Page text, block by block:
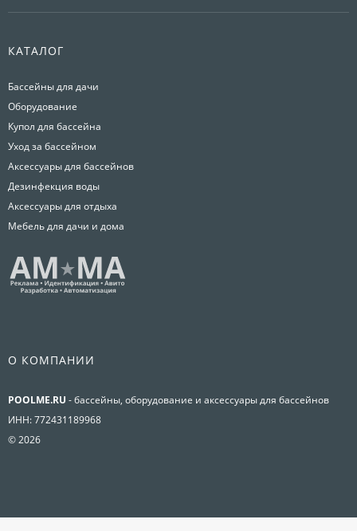
КАТАЛОГ
Бассейны для дачи
Оборудование
Купол для бассейна
Уход за бассейном
Аксессуары для бассейнов
Дезинфекция воды
Аксессуары для отдыха
Мебель для дачи и дома
О КОМПАНИИ
POOLME.RU - бассейны, оборудование и аксессуары для бассейнов
ИНН: 772431189968
© 2026